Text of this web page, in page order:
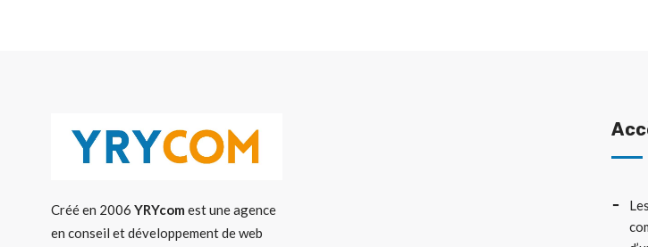
Créé en 2006 YRYcom est une agence
en conseil et développement de web